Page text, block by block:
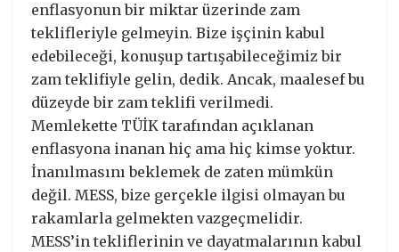
enflasyonun bir miktar üzerinde zam
teklifleriyle gelmeyin. Bize işçinin kabul
edebileceği, konuşup tartışabileceğimiz bir
zam teklifiyle gelin, dedik. Ancak, maalesef bu
düzeyde bir zam teklifi verilmedi.
Memlekette TÜİK tarafından açıklanan
enflasyona inanan hiç ama hiç kimse yoktur.
İnanılmasını beklemek de zaten mümkün
değil. MESS, bize gerçekle ilgisi olmayan bu
rakamlarla gelmekten vazgeçmelidir.
MESS’in tekliflerinin ve dayatmalarının kabul